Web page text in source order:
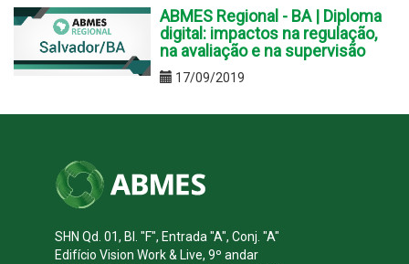
ABMES Regional - BA | Diploma
digital: impactos na regulação,
na avaliação e na supervisão
17/09/2019
SHN Qd. 01, Bl. "F", Entrada "A", Conj. "A"
Edifício Vision Work & Live, 9º andar